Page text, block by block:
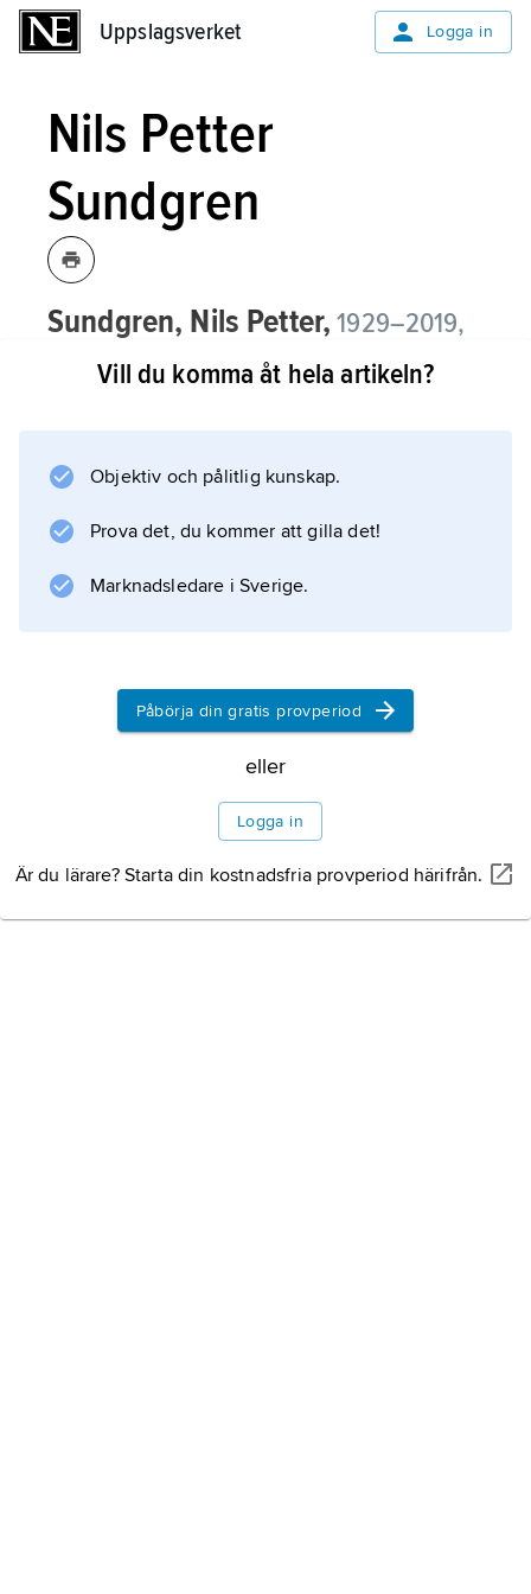
Uppslagsverket Logga in
Nils Petter
Sundgren
Sundgren, Nils Petter, 1929–2019,
kulturjournalist och filmkritiker,
professors namn 2006.
filmkrönika i TV 1963–91 och var filmchef vid
bland annat Expressen (1968–78) och
kolumnist i tidningar som Månadsjournalen.
Information om artikeln
Vill du komma åt hela artikeln?
Objektiv och pålitlig kunskap.
Prova det, du kommer att gilla det!
Marknadsledare i Sverige.
Påbörja din gratis provperiod
eller
Logga in
Är du lärare? Starta din kostnadsfria provperiod härifrån.